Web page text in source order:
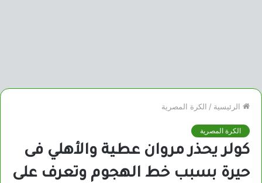
الرئيسية / الكرة المصرية
الكرة المصرية
كولر يحذر مروان عطية والأهلي فى
حيرة بسبب خط الهجوم وتعرف على